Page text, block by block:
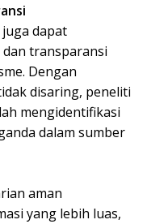
dapat
transparansi
Dengan
disaring, peneliti
mengidentifikasi
dalam sumber
aman
yang lebih luas,